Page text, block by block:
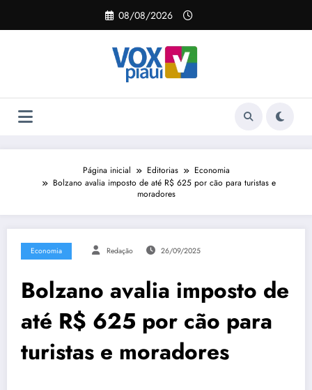
o
08/08/2026
Página inicial Editorias
Economia
Bolzano avalia imposto de até R$ 625 por cão para turistas e
moradores
Economia Redação 26/09/2025
Bolzano avalia imposto de
até R$ 625 por cão para
turistas e moradores